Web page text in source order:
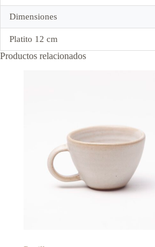
Dimensiones
Platito 12 cm
Productos relacionados